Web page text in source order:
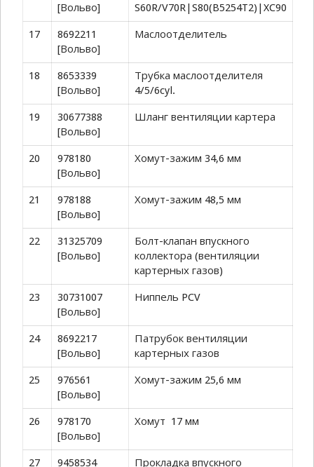
[Вольво]
S60R/V70R|S80(B5254T2)|XC90
17
8692211
[Вольво]
Маслоотделитель
18
8653339
[Вольво]
Трубка маслоотделителя
4/5/6cyl.
19
30677388
[Вольво]
Шланг вентиляции картера
20
978180
[Вольво]
Хомут-зажим 34,6 мм
21
978188
[Вольво]
Хомут-зажим 48,5 мм
22
31325709
[Вольво]
Болт-клапан впускного
коллектора (вентиляции
картерных газов)
23
30731007
[Вольво]
Ниппель PCV
24
8692217
[Вольво]
Патрубок вентиляции
картерных газов
25
976561
[Вольво]
Хомут-зажим 25,6 мм
26
978170
[Вольво]
Хомут 17 мм
27 9458534 Прокладка впускного